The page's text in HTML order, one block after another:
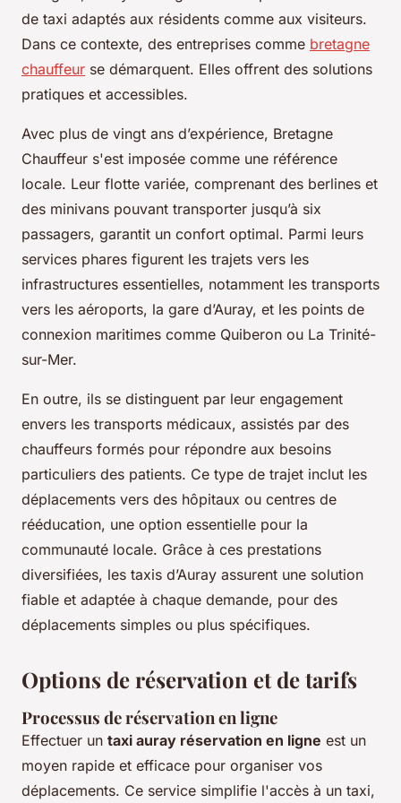
de taxi adaptés aux résidents comme aux visiteurs.
Dans ce contexte, des entreprises comme bretagne
chauffeur se démarquent. Elles offrent des solutions
pratiques et accessibles.
Avec plus de vingt ans d’expérience, Bretagne
Chauffeur s'est imposée comme une référence
locale. Leur flotte variée, comprenant des berlines et
des minivans pouvant transporter jusqu’à six
passagers, garantit un confort optimal. Parmi leurs
services phares figurent les trajets vers les
infrastructures essentielles, notamment les transports
vers les aéroports, la gare d’Auray, et les points de
connexion maritimes comme Quiberon ou La Trinité-
sur-Mer.
En outre, ils se distinguent par leur engagement
envers les transports médicaux, assistés par des
chauffeurs formés pour répondre aux besoins
particuliers des patients. Ce type de trajet inclut les
déplacements vers des hôpitaux ou centres de
rééducation, une option essentielle pour la
communauté locale. Grâce à ces prestations
diversifiées, les taxis d’Auray assurent une solution
fiable et adaptée à chaque demande, pour des
déplacements simples ou plus spécifiques.
Options de réservation et de tarifs
Processus de réservation en ligne
Effectuer un taxi auray réservation en ligne est un
moyen rapide et efficace pour organiser vos
déplacements. Ce service simplifie l'accès à un taxi,